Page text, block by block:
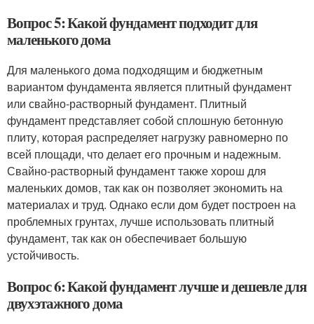
Вопрос 5: Какой фундамент подходит для
маленького дома
Для маленького дома подходящим и бюджетным
вариантом фундамента является плитный фундамент
или свайно-растворный фундамент. Плитный
фундамент представляет собой сплошную бетонную
плиту, которая распределяет нагрузку равномерно по
всей площади, что делает его прочным и надежным.
Свайно-растворный фундамент также хорош для
маленьких домов, так как он позволяет экономить на
материалах и труд. Однако если дом будет построен на
проблемных грунтах, лучше использовать плитный
фундамент, так как он обеспечивает большую
устойчивость.
Вопрос 6: Какой фундамент лучше и дешевле для
двухэтажного дома